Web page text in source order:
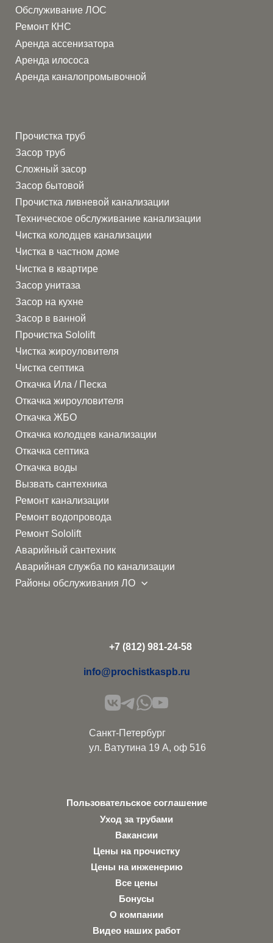
Обслуживание ЛОС
Ремонт КНС
Аренда ассенизатора
Аренда илососа
Аренда каналопромывочной
Прочистка труб
Засор труб
Сложный засор
Засор бытовой
Прочистка ливневой канализации
Техническое обслуживание канализации
Чистка колодцев канализации
Чистка в частном доме
Чистка в квартире
Засор унитаза
Засор на кухне
Засор в ванной
Прочистка Sololift
Чистка жироуловителя
Чистка септика
Откачка Ила / Песка
Откачка жироуловителя
Откачка ЖБО
Откачка колодцев канализации
Откачка септика
Откачка воды
Вызвать сантехника
Ремонт канализации
Ремонт водопровода
Ремонт Sololift
Аварийный сантехник
Аварийная служба по канализации
Районы обслуживания ЛО
+7 (812) 981-24-58
info@prochistkaspb.ru
Санкт-Петербург
ул. Ватутина 19 А, оф 516
Пользовательское соглашение
Уход за трубами
Вакансии
Цены на прочистку
Цены на инженерию
Все цены
Бонусы
О компании
Видео наших работ